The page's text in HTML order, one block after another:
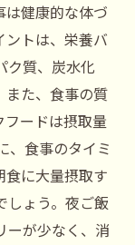
は健康的な体づ
ントは、栄養バ
ク質、炭水化
また、食事の質
フードは摂取量
、食事のタイミ
食に大量摂取す
しょう。夜ご飯
ーが少なく、消